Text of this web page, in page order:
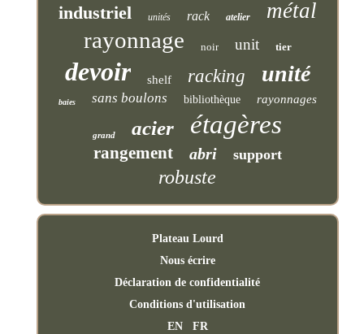
industriel unités rack atelier métal
rayonnage noir unit tier
devoir shelf racking unité
baies sans boulons bibliothèque rayonnages
grand acier étagères
rangement abri support
robuste
Plateau Lourd
Nous écrire
Déclaration de confidentialité
Conditions d'utilisation
EN
FR